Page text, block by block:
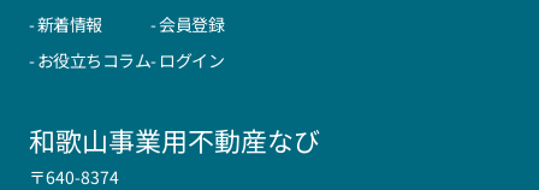
- 新着情報
- お役立ちコラム
- 会員登録
- ログイン
和歌山事業用不動産なび
〒640-8374